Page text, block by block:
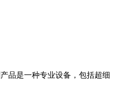
品是一种专业设备，包括超细